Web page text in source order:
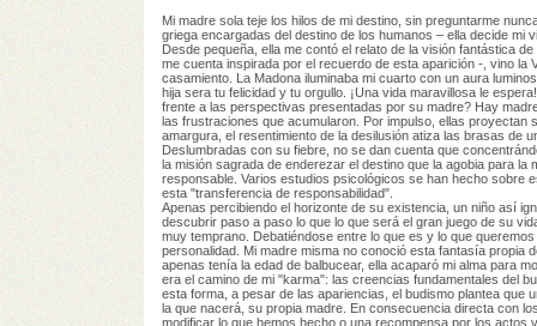
Mi madre sola teje los hilos de mi destino, sin preguntarme
griega encargadas del destino de los humanos – ella decide mi
Desde pequeña, ella me contó el relato de la visión fantástica
me cuenta inspirada por el recuerdo de esta aparición -, vino la
casamiento. La Madona iluminaba mi cuarto con un aura
hija sera tu felicidad y tu orgullo. ¡Una vida maravillosa le
frente a las perspectivas presentadas por su madre? Hay
las frustraciones que acumularon. Por impulso, ellas
amargura, el resentimiento de la desilusión atiza las brasas de
Deslumbradas con su fiebre, no se dan cuenta que
la misión sagrada de enderezar el destino que la agobia para
responsable. Varios estudios psicológicos se han hecho sobre
esta "transferencia de responsabilidad".
Apenas percibiendo el horizonte de su existencia, un niño así
descubrir paso a paso lo que lo que será el gran juego de su
muy temprano. Debatiéndose entre lo que es y lo que
personalidad. Mi madre misma no conoció esta fantasía propia
apenas tenía la edad de balbucear, ella acaparó mi alma para
era el camino de mi "karma": las creencias fundamentales del
esta forma, a pesar de las apariencias, el budismo plantea que
la que nacerá, su propia madre. En consecuencia directa con
modificar lo que hemos hecho o una recompensa por los